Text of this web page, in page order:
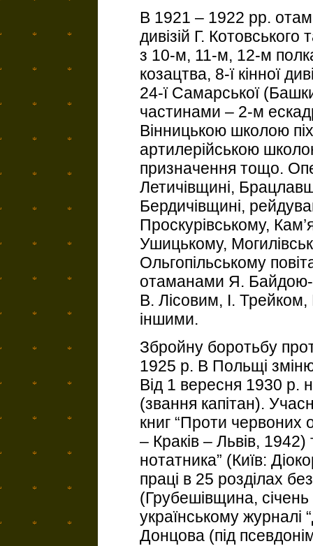
В 1921 – 1922 рр.
дивізій Г. Котовського
з 10-м, 11-м, 12-м
козацтва, 8-ї кінної
24-ї Самарської
частинами – 2-м
Вінницькою школою
артилерійською
призначення тощо.
Летичівщині,
Бердичівщині,
Проскурівському,
Ушицькому,
Ольгопільському
отаманами Я.
В. Лісовим, І.
іншими.
Збройну боротьбу
1925 р. В Польщі
Від 1 вересня 1930 р.
(звання капітан).
книг “Проти червоних
– Краків – Львів,
нотатника” (Київ:
праці в 25 розділах
(Грубешівщина, січень
українському журналі
Донцова (під